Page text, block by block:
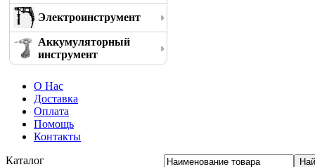
Электроинструмент
Аккумуляторный
инструмент
О Нас
Доставка
Оплата
Помощь
Контакты
Каталог